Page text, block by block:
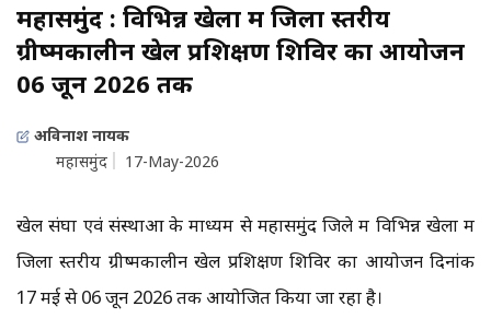
महासमुंद : विभिन्न खेलों में जिला स्तरीय
ग्रीष्मकालीन खेल प्रशिक्षण शिविर का आयोजन
06 जून 2026 तक
अविनाश नायक
महासमुंद
17-May-2026
खेल संघों एवं संस्थाओं के माध्यम से महासमुंद जिले में विभिन्न खेलों में
जिला स्तरीय ग्रीष्मकालीन खेल प्रशिक्षण शिविर का आयोजन दिनांक
17 मई से 06 जून 2026 तक आयोजित किया जा रहा है।